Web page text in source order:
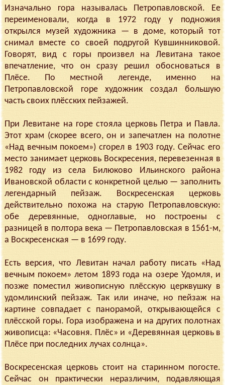
Изначально гора называлась Петропавловской. Ее
переименовали, когда в 1972 году у подножия
открылся музей художника — в доме, который тот
снимал вместе со своей подругой Кувшинниковой.
Говорят, вид с горы произвел на Левитана такое
впечатление, что он сразу решил обосноваться в
Плёсе. По местной легенде, именно на
Петропавловской горе художник создал большую
часть своих плёсских пейзажей.
При Левитане на горе стояла церковь Петра и Павла.
Этот храм (скорее всего, он и запечатлен на полотне
«Над вечным покоем») сгорел в 1903 году. Сейчас его
место занимает церковь Воскресения, перевезенная в
1982 году из села Билюково Ильинского района
Ивановской области с конкретной целью — заполнить
легендарный пейзаж. Воскресенская церковь
действительно похожа на старую Петропавловскую:
обе деревянные, одноглавые, но построены с
разницей в полтора века — Петропавловская в 1561-м,
а Воскресенская — в 1699 году.
Есть версия, что Левитан начал работу писать «Над
вечным покоем» летом 1893 года на озере Удомля, и
позже поместил живописную плёсскую церквушку в
удомлинский пейзаж. Так или иначе, но пейзаж на
картине совпадает с панорамой, открывающейся с
плёсской горы. Гора изображена и на других полотнах
живописца: «Часовня. Плёс» и «Деревянная церковь в
Плёсе при последних лучах солнца».
Воскресенская церковь стоит на старинном погосте.
Сейчас он практически неразличим, подавляющая